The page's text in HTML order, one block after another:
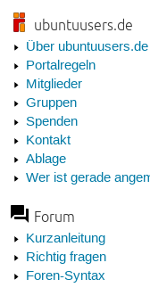
ubuntuusers.de
Über ubuntuusers.de
Portalregeln
Mitglieder
Gruppen
Spenden
Kontakt
Ablage
Wer ist gerade
Forum
Kurzanleitung
Richtig fragen
Foren-Syntax